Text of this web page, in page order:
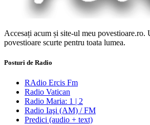
Accesați acum și site-ul meu povestioare.ro.
povestioare scurte pentru toata lumea.
Posturi de Radio
RAdio Ercis Fm
Radio Vatican
Radio Maria: 1 | 2
Radio Iaşi (AM) / FM
Predici (audio + text)